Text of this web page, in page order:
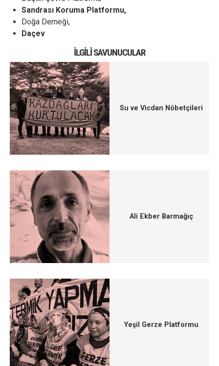
Sandrası Koruma Platformu,
Doğa Derneği,
Daçev
İLGILI SAVUNUCULAR
Su ve Vicdan Nöbetçileri
Ali Ekber Barmağıç
Yeşil Gerze Platformu